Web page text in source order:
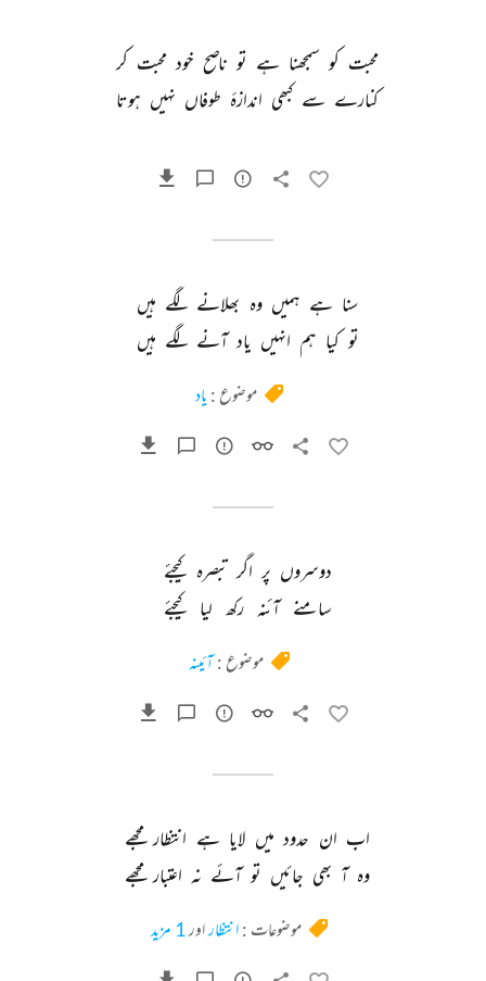
محبت کو سمجھنا ہے تو ناصح خود محبت کر
کنارے سے کبھی اندازۂ طوفاں نہیں ہوتا
سنا ہے ہمیں وہ بھلانے لگے ہیں
تو کیا ہم انہیں یاد آنے لگے ہیں
موضوع : یاد
دوسروں پر اگر تبصرہ کیجئے
سامنے آئنہ رکھ لیا کیجئے
موضوع :آئینہ
اب ان حدود میں لایا ہے انتظار مجھے
وہ آ بھی جائیں تو آئے نہ اعتبار مجھے
موضوعات :انتظاراور1 مزید